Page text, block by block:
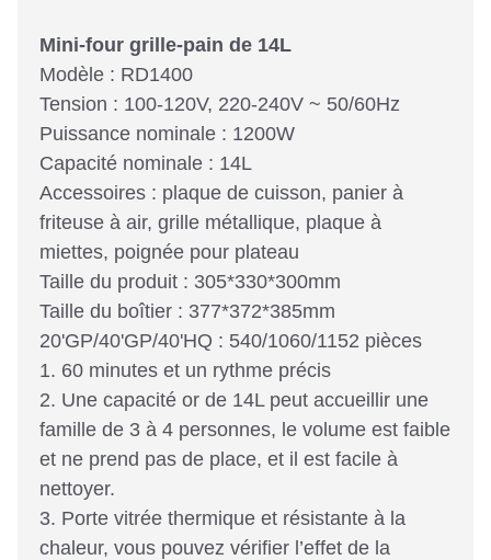
Mini-four grille-pain de 14L
Modèle : RD1400
Tension : 100-120V, 220-240V ~ 50/60Hz
Puissance nominale : 1200W
Capacité nominale : 14L
Accessoires : plaque de cuisson, panier à
friteuse à air, grille métallique, plaque à
miettes, poignée pour plateau
Taille du produit : 305*330*300mm
Taille du boîtier : 377*372*385mm
20'GP/40'GP/40'HQ : 540/1060/1152 pièces
1. 60 minutes et un rythme précis
2. Une capacité or de 14L peut accueillir une
famille de 3 à 4 personnes, le volume est faible
et ne prend pas de place, et il est facile à
nettoyer.
3. Porte vitrée thermique et résistante à la
chaleur, vous pouvez vérifier l’effet de la